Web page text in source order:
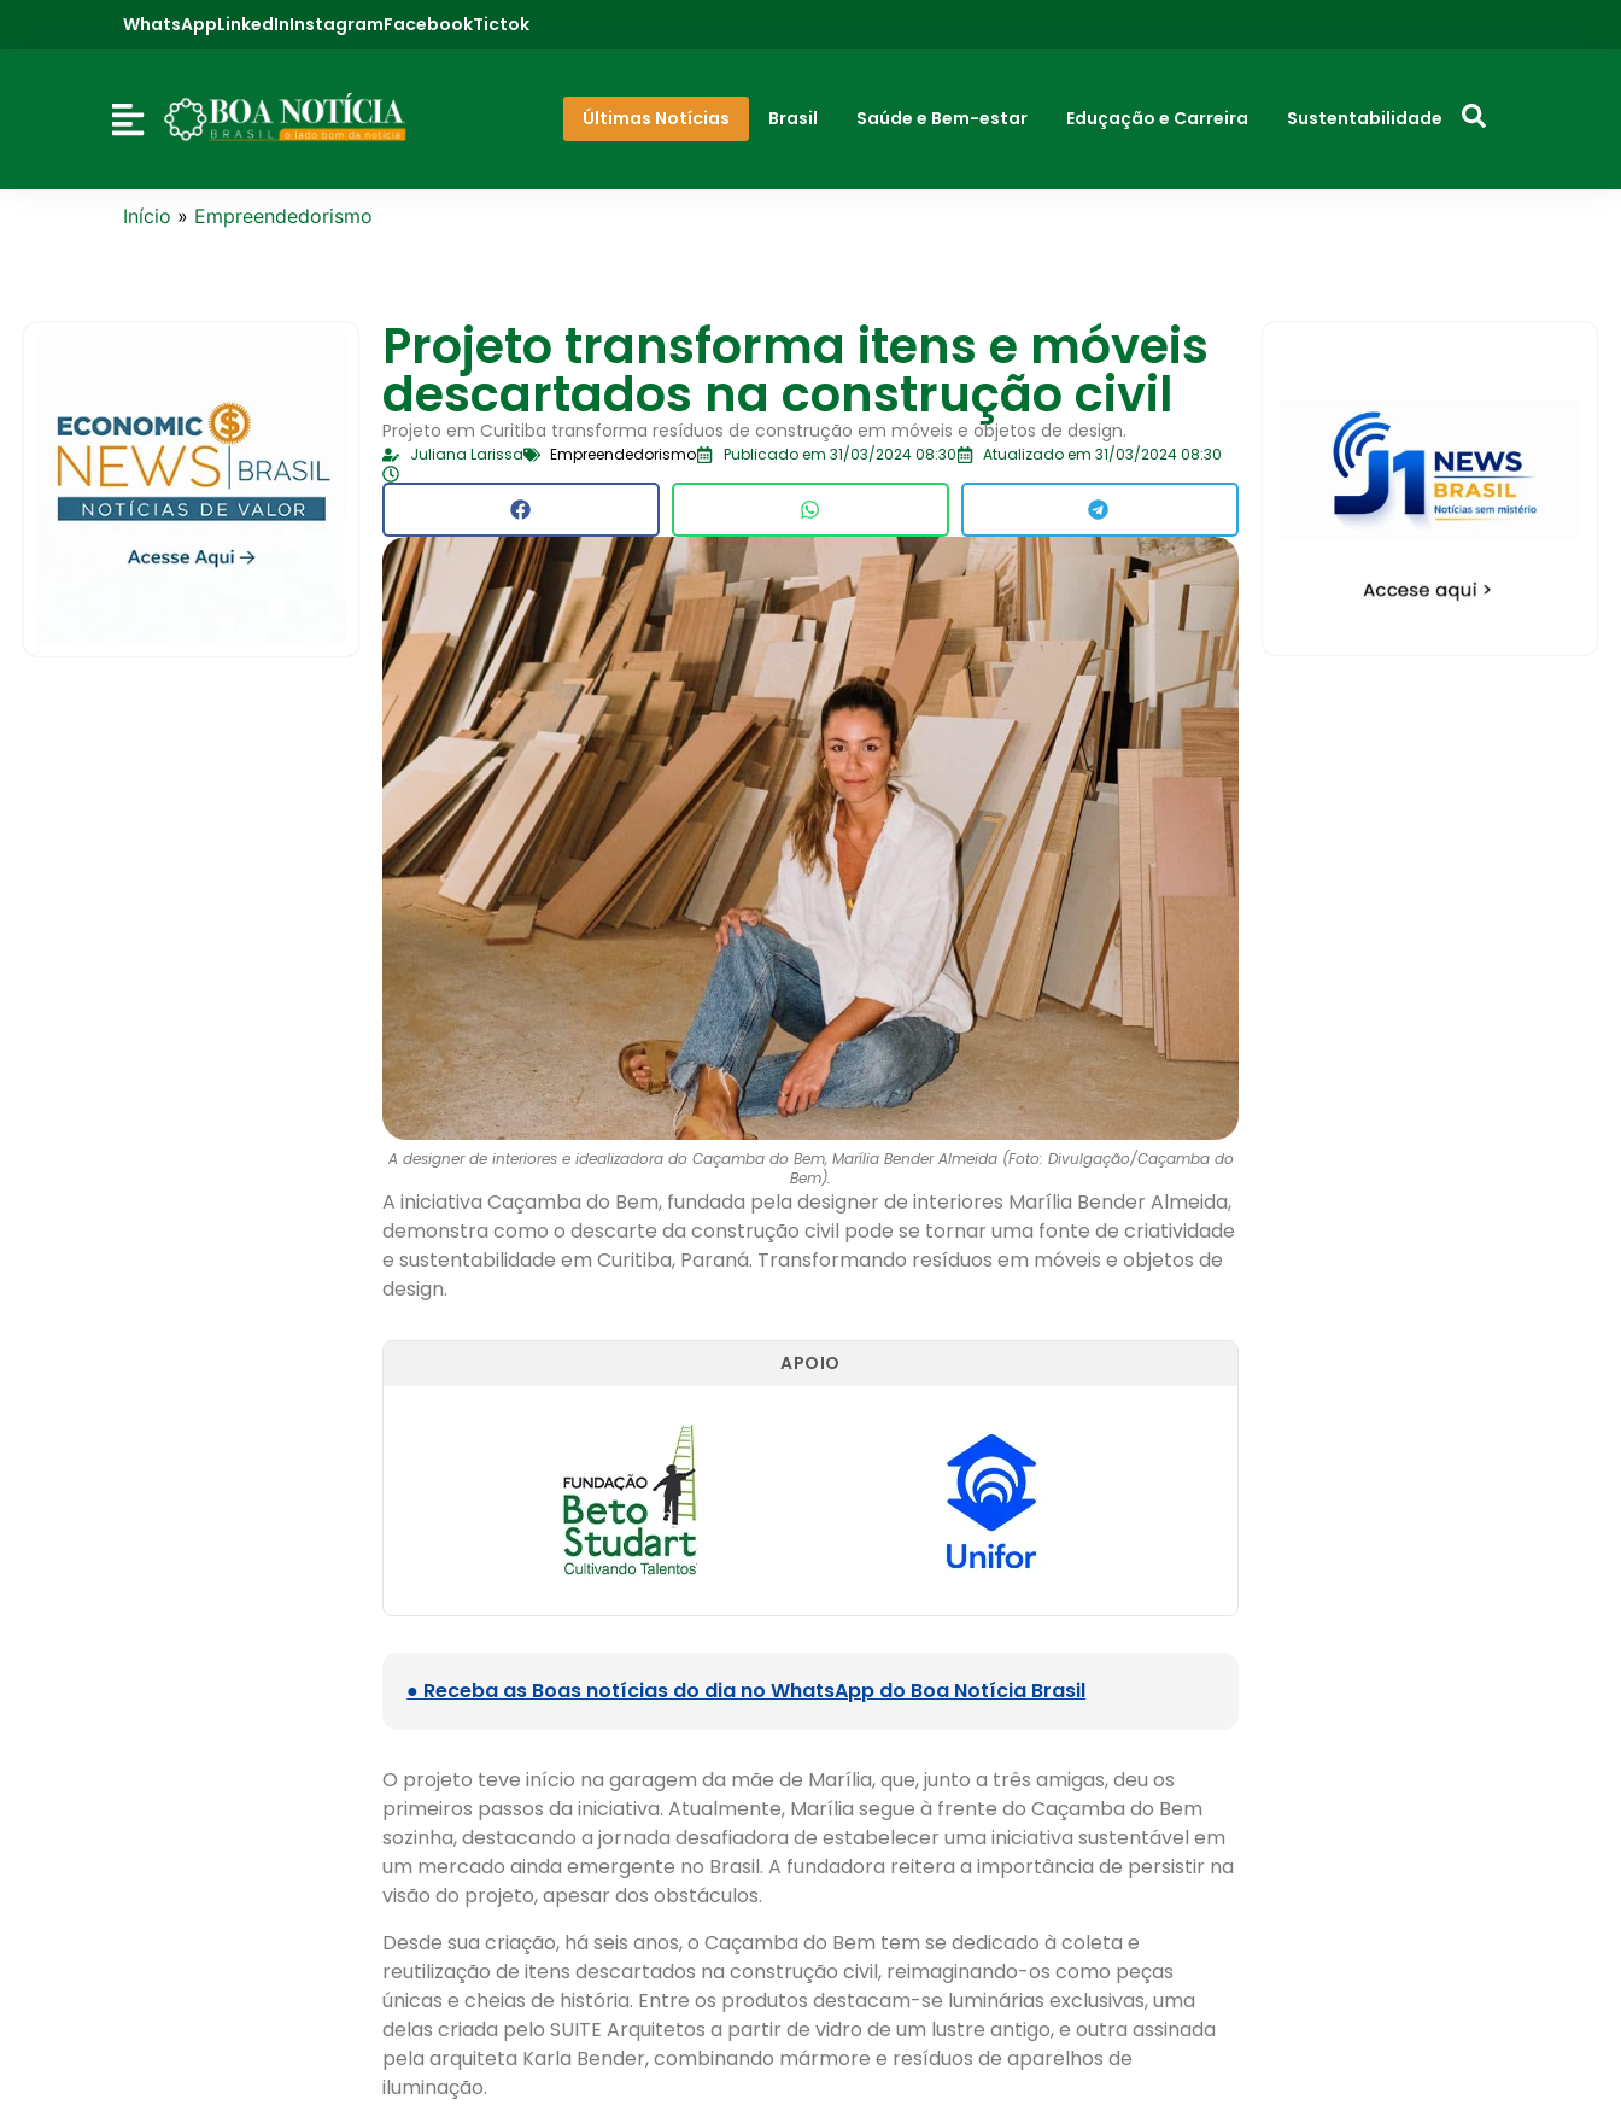
WhatsAppLinkedInInstagramFacebookTictok
Últimas Notícias Brasil Saúde e Bem-estar Eduçação e Carreira Sustentabilidade
Início » Empreendedorismo
Projeto transforma itens e móveis
descartados na construção civil
Projeto em Curitiba transforma resíduos de construção em móveis e objetos de design.
Juliana Larissa Empreendedorismo Publicado em 31/03/2024 08:30 Atualizado em 31/03/2024 08:30
A designer de interiores e idealizadora do Caçamba do Bem, Marília Bender Almeida (Foto: Divulgação/Caçamba do
Bem).
A iniciativa Caçamba do Bem, fundada pela designer de interiores Marília Bender Almeida,
demonstra como o descarte da construção civil pode se tornar uma fonte de criatividade
e sustentabilidade em Curitiba, Paraná. Transformando resíduos em móveis e objetos de
design.
APOIO
● Receba as Boas notícias do dia no WhatsApp do Boa Notícia Brasil
O projeto teve início na garagem da mãe de Marília, que, junto a três amigas, deu os
primeiros passos da iniciativa. Atualmente, Marília segue à frente do Caçamba do Bem
sozinha, destacando a jornada desafiadora de estabelecer uma iniciativa sustentável em
um mercado ainda emergente no Brasil. A fundadora reitera a importância de persistir na
visão do projeto, apesar dos obstáculos.
Desde sua criação, há seis anos, o Caçamba do Bem tem se dedicado à coleta e
reutilização de itens descartados na construção civil, reimaginando-os como peças
únicas e cheias de história. Entre os produtos destacam-se luminárias exclusivas, uma
delas criada pelo SUITE Arquitetos a partir de vidro de um lustre antigo, e outra assinada
pela arquiteta Karla Bender, combinando mármore e resíduos de aparelhos de
iluminação.